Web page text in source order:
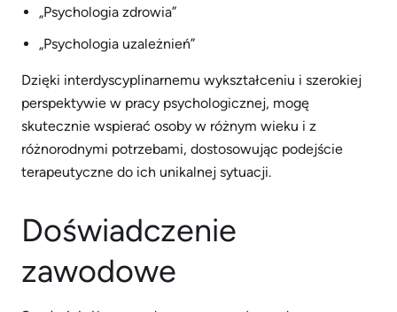
„Psychologia zdrowia”
„Psychologia uzależnień”
Dzięki interdyscyplinarnemu wykształceniu i szerokiej
perspektywie w pracy psychologicznej, mogę
skutecznie wspierać osoby w różnym wieku i z
różnorodnymi potrzebami, dostosowując podejście
terapeutyczne do ich unikalnej sytuacji.
Doświadczenie
zawodowe